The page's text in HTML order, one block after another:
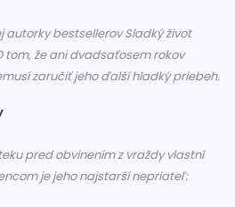
autorky bestsellerov Sladký život
že ani dvadsaťosem rokov
zaručiť jeho ďalší hladký priebeh.
pred obvinením z vraždy vlastní
je jeho najstarší nepriateľ: